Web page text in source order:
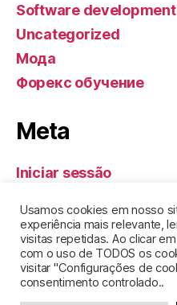
Software development
Uncategorized
Мода
Форекс обучение
Meta
Iniciar sessão
Feed de comentários
WordPress.org
Usamos cookies em nosso
experiência mais relevante,
visitas repetidas. Ao clicar
com o uso de TODOS os
visitar "Configurações de
consentimento controlado..